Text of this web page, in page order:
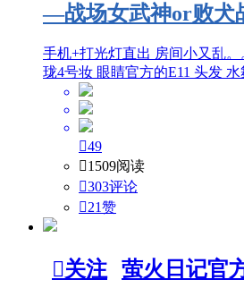
—战场女武神or败犬
手机+打光灯直出 房间小又乱
珑4号妆 眼睛官方的E11 头发
49
1509阅读
303评论
21赞
关注 萤火日记官